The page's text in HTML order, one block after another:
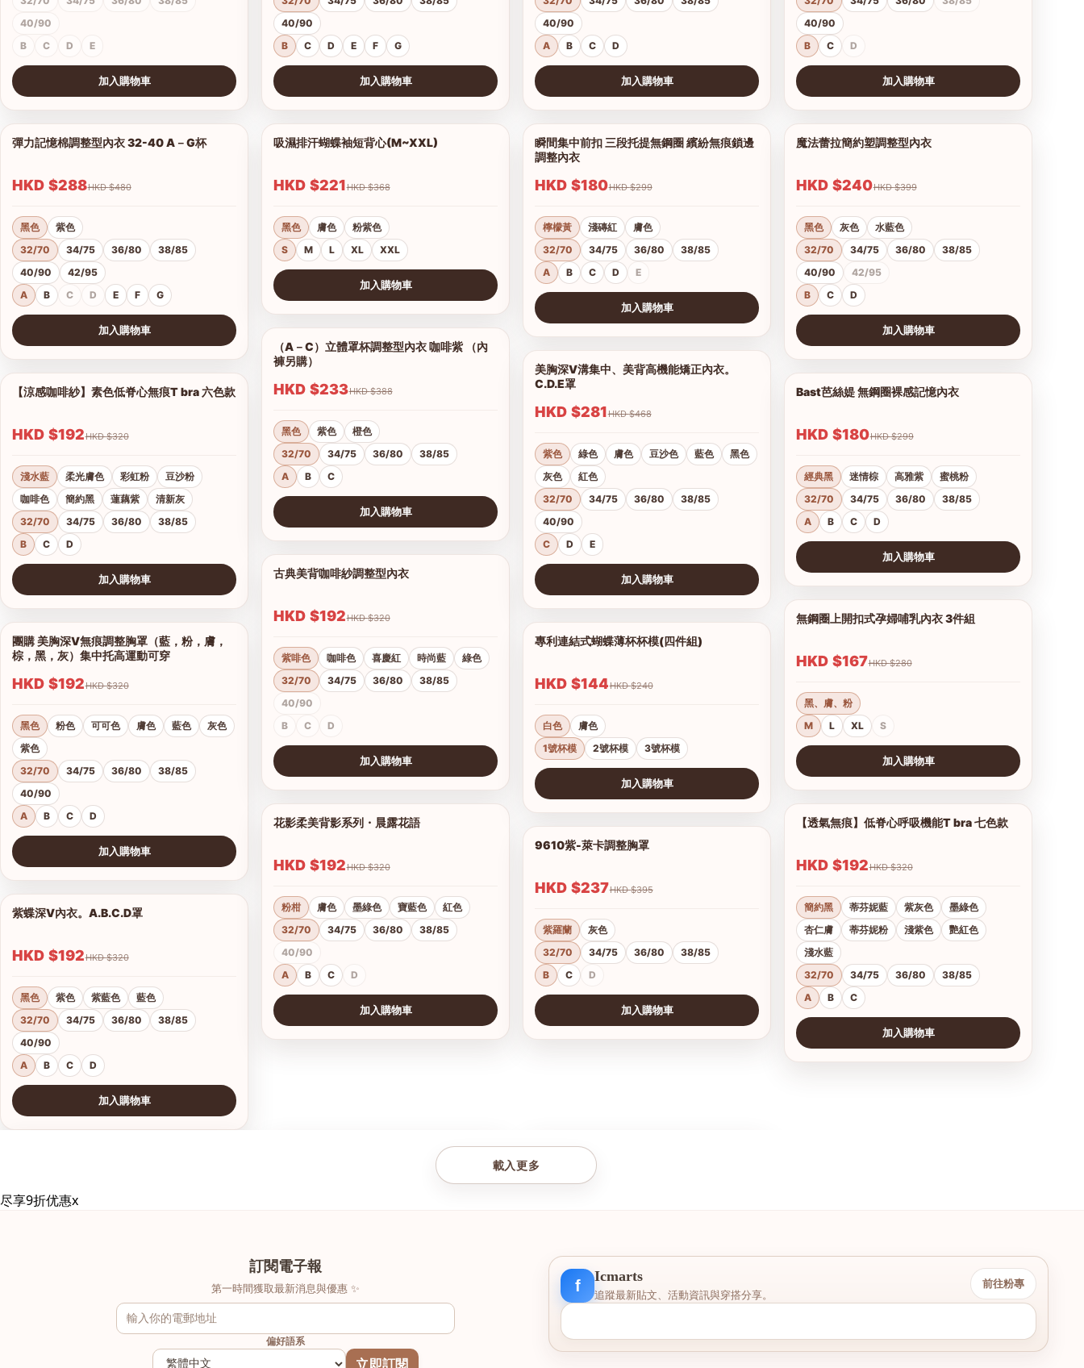
40/90
B
C D E
加入購物車
彈力記憶棉調整型內衣 32-40 A－G杯
HKD $288 HKD $480
黑色
紫色
32/70
34/75 36/80
38/85
40/90
42/95
A
B C D E F G
加入購物車
1/18
【涼感咖啡紗】素色低脊心無痕T bra 六色款
HKD $192 HKD $320
淺水藍 柔光膚色 彩虹粉
豆沙粉
咖啡色
簡約黑 蓮藕紫
清新灰
32/70
34/75 36/80
38/85
B
C D
加入購物車
1/17
團購 美胸深V無痕調整胸罩（藍，粉，膚，
棕，黑，灰）集中托高運動可穿
HKD $192 HKD $320
黑色 粉色 可可色 膚色 藍色
灰色
紫色
32/70
34/75 36/80
38/85
40/90
A
B C D
加入購物車
紫蝶深V內衣。A.B.C.D罩
HKD $192 HKD $320
黑色 紫色 紫藍色
藍色
32/70
34/75 36/80
38/85
40/90
A
B C D
加入購物車
40/90
B
C D E F G
加入購物車
吸濕排汗蝴蝶袖短背心(M~XXL)
HKD $221 HKD $368
黑色 膚色
粉紫色
S
M L XL XXL
加入購物車
1/5
（A－C）立體罩杯調整型內衣 咖啡紫 （內
褲另購）
HKD $233 HKD $388
黑色 紫色
橙色
32/70
34/75 36/80
38/85
A
B C
加入購物車
古典美背咖啡紗調整型內衣
HKD $192 HKD $320
紫啡色 咖啡色 喜慶紅 時尚藍
綠色
32/70
34/75 36/80
38/85
40/90
B
C D
加入購物車
花影柔美背影系列・晨露花語
HKD $192 HKD $320
粉柑 膚色 墨綠色 寶藍色
紅色
32/70
34/75 36/80
38/85
40/90
A
B C D
加入購物車
40/90
A
B C D
加入購物車
1/9
瞬間集中前扣 三段托提無鋼圈 繽紛無痕鎖邊
調整內衣
HKD $180 HKD $299
檸檬黃 淺磚紅
膚色
32/70
34/75 36/80
38/85
A
B C D E
加入購物車
美胸深V溝集中、美背高機能矯正內衣。
C.D.E罩
HKD $281 HKD $468
紫色 綠色 膚色 豆沙色 藍色
黑色
灰色
紅色
32/70
34/75 36/80
38/85
40/90
C
D E
加入購物車
專利連結式蝴蝶薄杯杯模(四件組)
HKD $144 HKD $240
白色
膚色
1號杯模
2號杯模 3號杯模
加入購物車
9610紫-萊卡調整胸罩
HKD $237 HKD $395
紫羅蘭
灰色
32/70
34/75 36/80
38/85
B
C D
加入購物車
40/90
B
C D
加入購物車
魔法蕾拉簡約塑調整型內衣
HKD $240 HKD $399
黑色 灰色
水藍色
32/70
34/75 36/80
38/85
40/90
42/95
B
C D
加入購物車
Bast芭絲媞 無鋼圈裸感記憶內衣
HKD $180 HKD $299
經典黑 迷情棕 高雅紫
蜜桃粉
32/70
34/75 36/80
38/85
A
B C D
加入購物車
無鋼圈上開扣式孕婦哺乳內衣 3件組
HKD $167 HKD $280
黑、膚、粉
M
L XL S
加入購物車
1/28
【透氣無痕】低脊心呼吸機能T bra 七色款
HKD $192 HKD $320
簡約黑 蒂芬妮藍 紫灰色
墨綠色
杏仁膚
蒂芬妮粉 淺紫色
艷紅色
淺水藍
32/70
34/75 36/80
38/85
A
B C
加入購物車
載入更多
尽享9折优惠x
訂閱電子報
第一時間獲取最新消息與優惠 ✨
偏好語系
立即訂閱
f
Icmarts
追蹤最新貼文、活動資訊與穿搭分享。
前往粉專